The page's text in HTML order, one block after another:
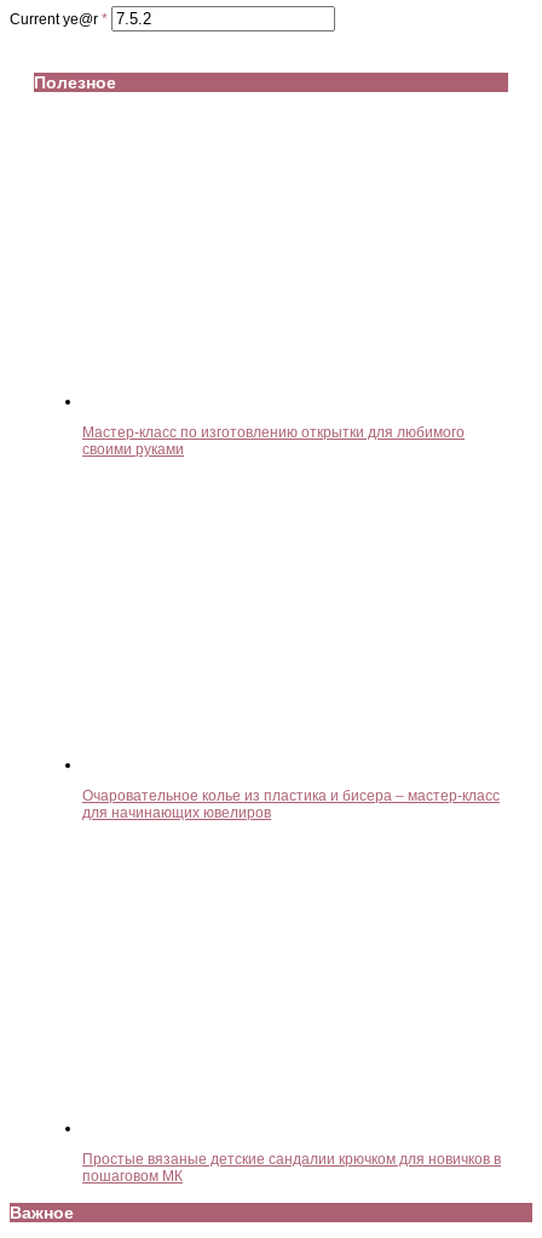
Current ye@r *
Полезное
Мастер-класс по изготовлению открытки для любимого
своими руками
Очаровательное колье из пластика и бисера – мастер-класс
для начинающих ювелиров
Простые вязаные детские сандалии крючком для новичков в
пошаговом МК
Важное